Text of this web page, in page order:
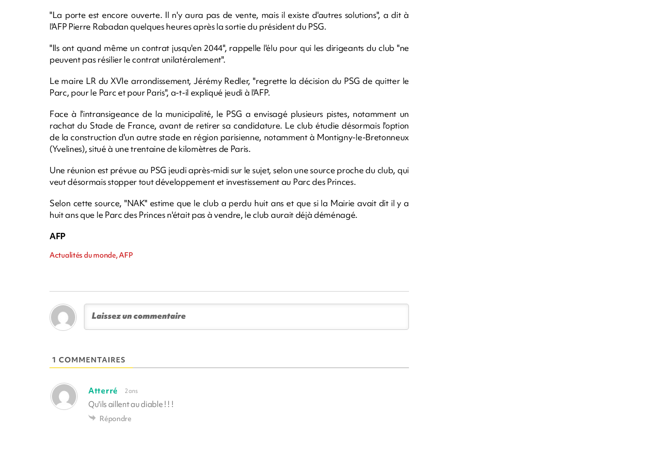
"La porte est encore ouverte. Il n'y aura pas de vente, mais il existe d'autres solutions", a dit à
l'AFP Pierre Rabadan quelques heures après la sortie du président du PSG.
"Ils ont quand même un contrat jusqu'en 2044", rappelle l'élu pour qui les dirigeants du club "ne
peuvent pas résilier le contrat unilatéralement".
Le maire LR du XVIe arrondissement, Jérémy Redler, "regrette la décision du PSG de quitter le
Parc, pour le Parc et pour Paris", a-t-il expliqué jeudi à l'AFP.
Face à l'intransigeance de la municipalité, le PSG a envisagé plusieurs pistes, notamment un
rachat du Stade de France, avant de retirer sa candidature. Le club étudie désormais l'option
de la construction d'un autre stade en région parisienne, notamment à Montigny-le-Bretonneux
(Yvelines), situé à une trentaine de kilomètres de Paris.
Une réunion est prévue au PSG jeudi après-midi sur le sujet, selon une source proche du club, qui
veut désormais stopper tout développement et investissement au Parc des Princes.
Selon cette source, "NAK" estime que le club a perdu huit ans et que si la Mairie avait dit il y a
huit ans que le Parc des Princes n'était pas à vendre, le club aurait déjà déménagé.
AFP
Actualités du monde, AFP
1 COMMENTAIRES
Atterré 2 ans
Qu'ils aillent au diable ! ! !
Répondre